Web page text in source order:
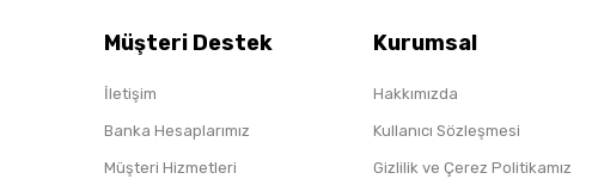
Müşteri Destek
İletişim
Banka Hesaplarımız
Müşteri Hizmetleri
Kurumsal
Hakkımızda
Kullanıcı Sözleşmesi
Gizlilik ve Çerez Politikamız